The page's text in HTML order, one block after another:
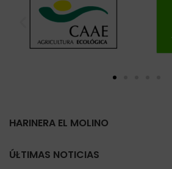
HARINERA EL MOLINO
ÚLTIMAS NOTICIAS